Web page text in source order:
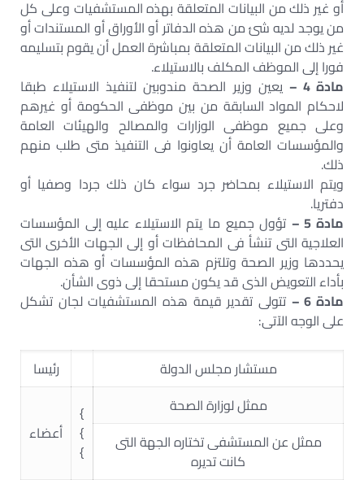
أو غير ذلك من البيانات المتعلقة بهذه المستشفيات وعلى كل
من يوجد لديه شئ من هذه الدفاتر أو الأوراق أو المستندات أو
غير ذلك من البيانات المتعلقة بمباشرة العمل أن يقوم بتسليمه
فورا إلى الموظف المكلف بالاستيلاء.
مادة 4 –
يعين وزير الصحة مندوبين لتنفيذ الاستيلاء طبقا
لاحكام المواد السابقة من بين موظفى الحكومة أو غيرهم
وعلى جميع موظفى الوزارات والمصالح والهيئات العامة
والمؤسسات العامة أن يعاونوا فى التنفيذ متى طلب منهم
ذلك.
ويتم الاستيلاء بمحاضر جرد سواء كان ذلك جردا وصفيا أو
دفتريا.
مادة 5 –
تؤول جميع ما يتم الاستيلاء عليه إلى المؤسسات
العلاجية التى تنشأ فى المحافظات أو إلى الجهات الأخرى التى
يحددها وزير الصحة وتلتزم هذه المؤسسات أو هذه الجهات
بأداء التعويض الذى قد يكون مستحقا إلى ذوى الشأن.
مادة 6 –
تتولى تقدير قيمة هذه المستشفيات لجان تشكل
على الوجه الآتى:
مستشار مجلس الدولة
رئيسا
ممثل لوزارة الصحة
}
}
}
أعضاء
ممثل عن المستشفى تختاره الجهة التى
كانت تديره